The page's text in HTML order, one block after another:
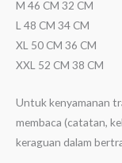
M 46 CM 32 CM
L 48 CM 34 CM
XL 50 CM 36 CM
XXL 52 CM 38 CM
Untuk kenyamanan
membaca (catatan,
keraguan dalam